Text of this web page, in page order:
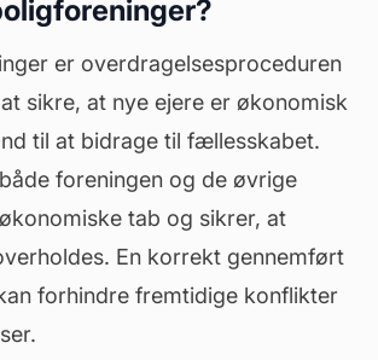
er overdragelsesproceduren
sikre, at nye ejere er økonomisk
til at bidrage til fællesskabet.
foreningen og de øvrige
tab og sikrer, at
En korrekt gennemført
forhindre fremtidige konflikter